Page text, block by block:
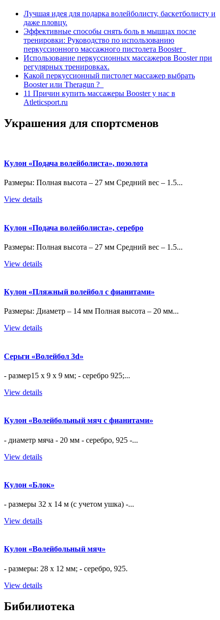
Лучшая идея для подарка волейболисту, баскетболисту и
даже пловцу.
Эффективные способы снять боль в мышцах после
тренировки: Руководство по использованию
перкуссионного массажного пистолета Booster
Использование перкуссионных массажеров Booster при
регулярных тренировках.
Какой перкуссионный пистолет массажер выбрать
Booster или Theragun ?
11 Причин купить массажеры Booster у нас в
Atleticsport.ru
Украшения для спортсменов
Кулон «Подача волейболиста», позолота
Размеры: Полная высота – 27 мм Средний вес – 1.5...
View details
Кулон «Подача волейболиста», серебро
Размеры: Полная высота – 27 мм Средний вес – 1.5...
View details
Кулон «Пляжный волейбол с фианитами»
Размеры: Диаметр – 14 мм Полная высота – 20 мм...
View details
Серьги «Волейбол 3d»
- размер15 х 9 х 9 мм; - серебро 925;...
View details
Кулон «Волейбольный мяч с фианитами»
- диаметр мяча - 20 мм - серебро, 925 -...
View details
Кулон «Блок»
- размеры 32 х 14 м (с учетом ушка) -...
View details
Кулон «Волейбольный мяч»
- размеры: 28 х 12 мм; - серебро, 925.
View details
Бибилиотека